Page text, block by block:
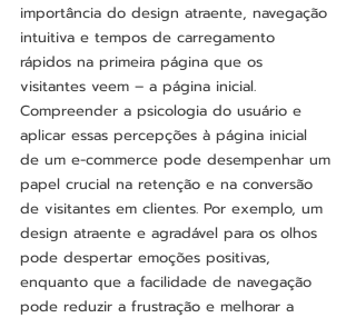
importância do design atraente, navegação
intuitiva e tempos de carregamento
rápidos na primeira página que os
visitantes veem – a página inicial.
Compreender a psicologia do usuário e
aplicar essas percepções à página inicial
de um e-commerce pode desempenhar um
papel crucial na retenção e na conversão
de visitantes em clientes. Por exemplo, um
design atraente e agradável para os olhos
pode despertar emoções positivas,
enquanto que a facilidade de navegação
pode reduzir a frustração e melhorar a